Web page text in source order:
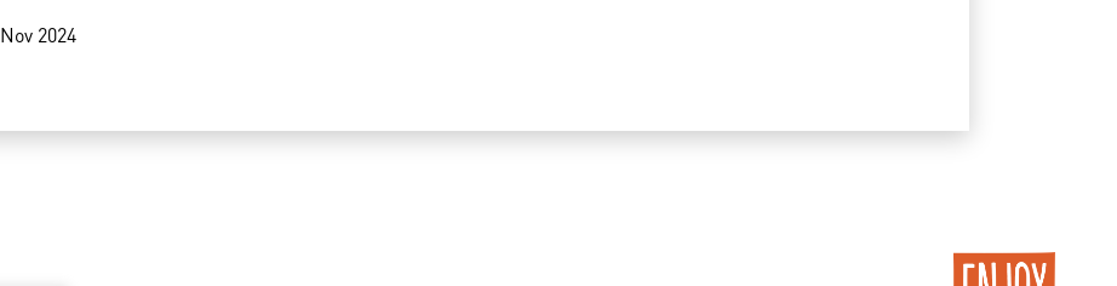
Nov 2024